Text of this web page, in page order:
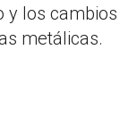
y los cambios
metálicas.